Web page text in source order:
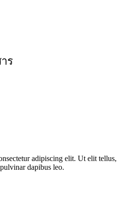
ร
adipiscing elit. Ut elit tellus,
dapibus leo.